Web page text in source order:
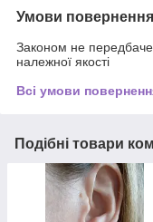
Умови повернення
Законом не
належної якості
Всі умови
Подібні товари